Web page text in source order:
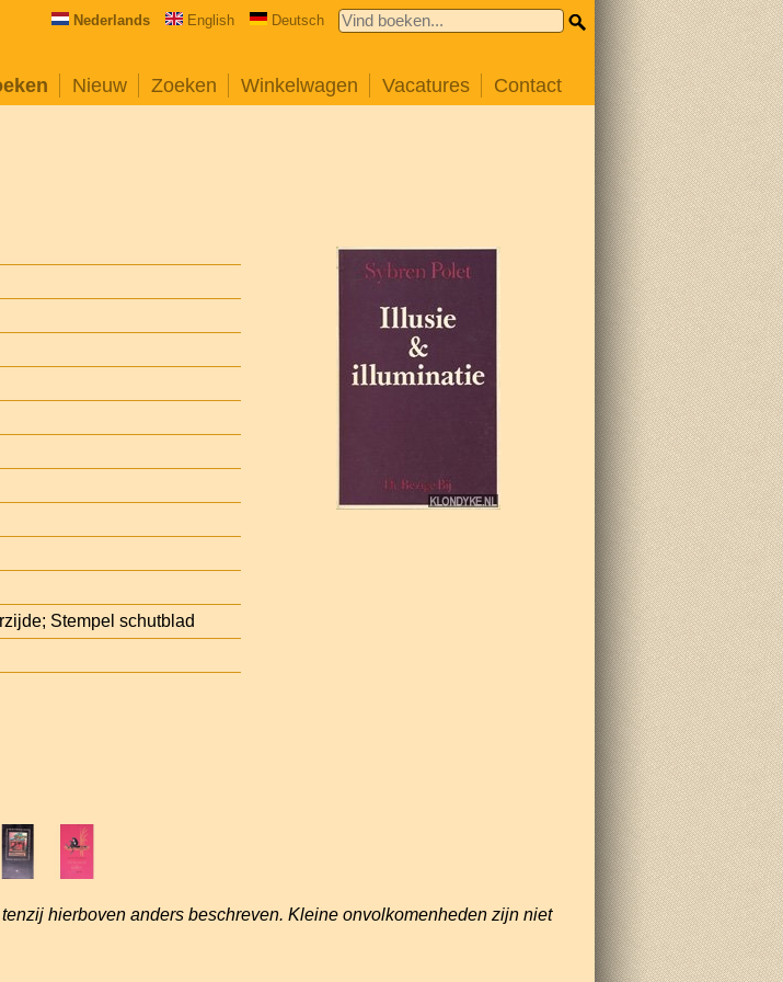
Nederlands English Deutsch
Nieuw Zoeken Winkelwagen Vacatures Contact
Stempel schutblad
hierboven anders beschreven. Kleine onvolkomenheden zijn niet